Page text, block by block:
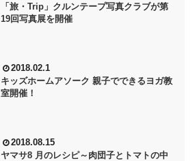
「旅・Trip」クルンテープ写真クラブが第
19回写真展を開催
2018.02.1
キッズホームアソーク 親子でできるヨガ教
室開催！
2018.08.15
ヤマサ8 月のレシピ～肉団子とトマトの中